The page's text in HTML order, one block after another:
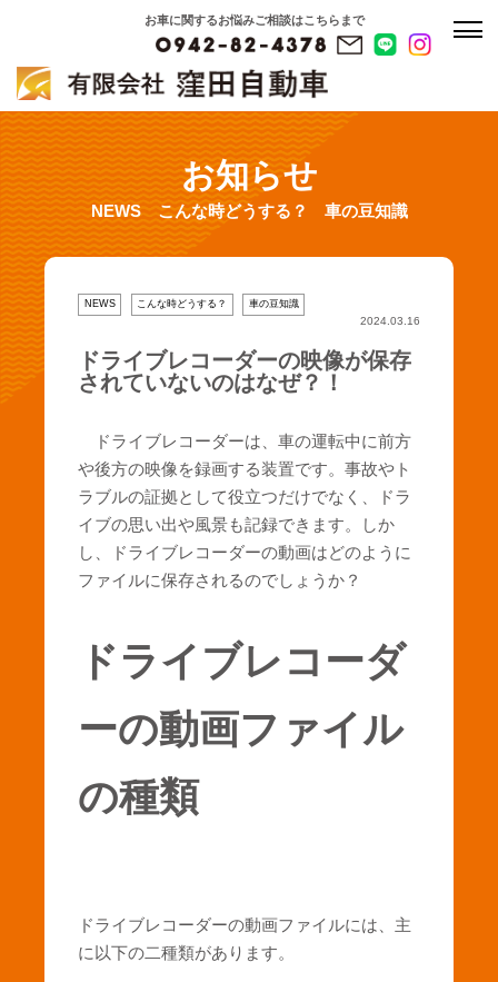
お車に関するお悩みご相談はこちらまで
お知らせ
NEWS こんな時どうする？ 車の豆知識
NEWS こんな時どうする？ 車の豆知識
2024.03.16
ドライブレコーダーの映像が保存
されていないのはなぜ？！
ドライブレコーダーは、車の運転中に前方
や後方の映像を録画する装置です。事故やト
ラブルの証拠として役立つだけでなく、ドラ
イブの思い出や風景も記録できます。しか
し、ドライブレコーダーの動画はどのように
ファイルに保存されるのでしょうか？
ドライブレコーダ
ーの動画ファイル
の種類
ドライブレコーダーの動画ファイルには、主
に以下の二種類があります。